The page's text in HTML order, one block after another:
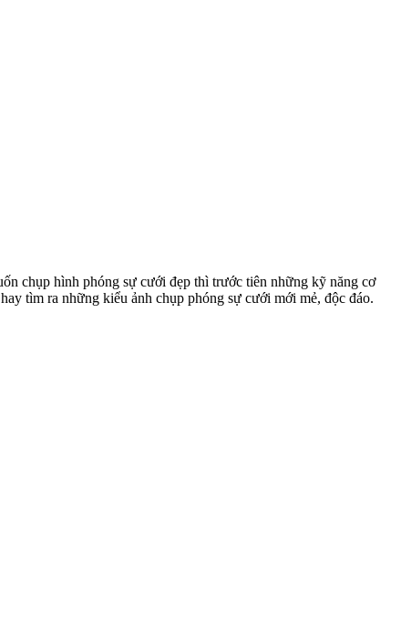
chụp hình phóng sự cưới đẹp thì trước tiên những kỹ năng cơ
tìm ra những kiểu ảnh chụp phóng sự cưới mới mẻ, độc đáo.